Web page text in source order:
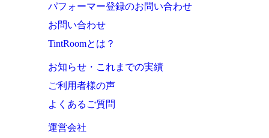
パフォーマー登録のお問い合わせ
お問い合わせ
TintRoomとは？
お知らせ・これまでの実績
ご利用者様の声
よくあるご質問
運営会社